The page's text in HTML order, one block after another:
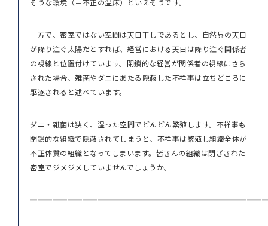
そうな環境（＝不正の温床）といえそうです。
一方で、密室ではない空間は天日干しであるとし、自然界の天日
が降り注ぐ太陽だとすれば、経営における天日は降り注ぐ関係者
の視線と位置付けています。閉鎖的な経営が関係者の視線にさら
された場合、雑菌やダニにあたる隠蔽した不祥事は立ちどころに
駆逐されると述べています。
ダニ・雑菌は狭く、湿った空間でどんどん繁殖します。不祥事も
閉鎖的な組織で隠蔽されてしまうと、不祥事は繁殖し組織全体が
不正体質の組織となってしまいます。皆さんの組織は閉ざされた
密室でジメジメしていませんでしょうか。